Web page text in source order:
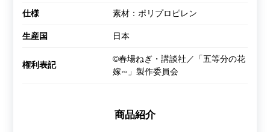
仕様 素材：ポリプロピレン
生産国 日本
権利表記
©春場ねぎ・講談社／「五等分の花
嫁∽」製作委員会
商品紹介